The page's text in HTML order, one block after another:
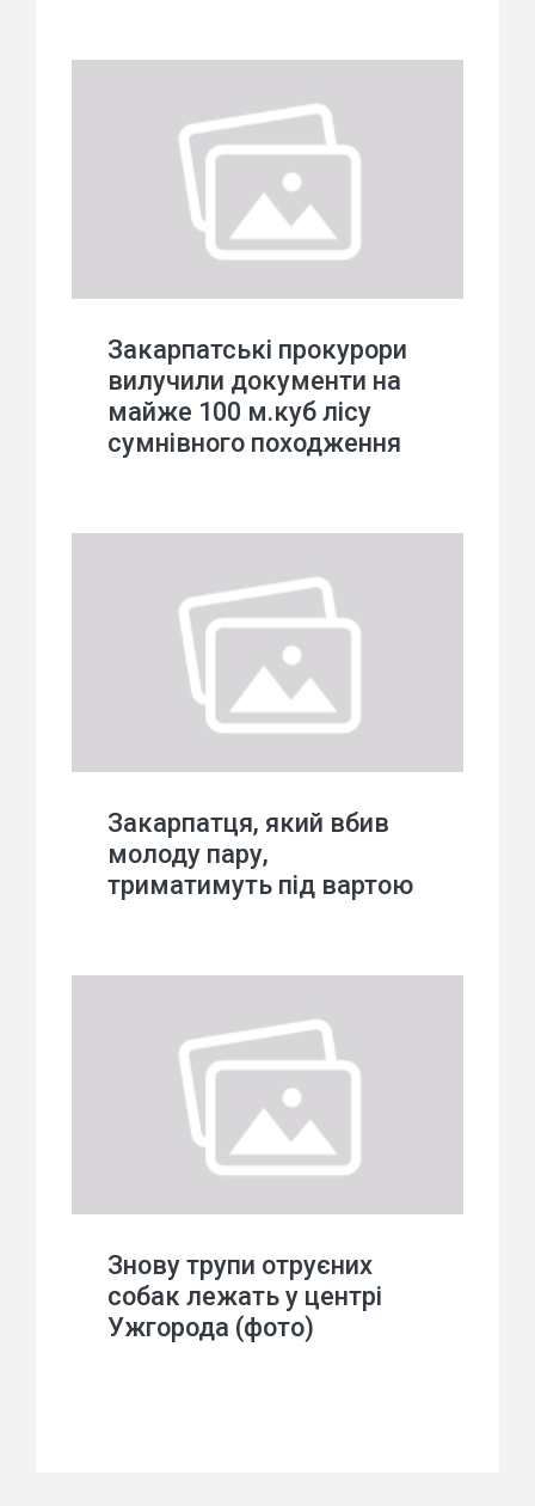
Закарпатські прокурори
вилучили документи на
майже 100 м.куб лісу
сумнівного походження
Закарпатця, який вбив
молоду пару,
триматимуть під вартою
Знову трупи отруєних
собак лежать у центрі
Ужгорода (фото)